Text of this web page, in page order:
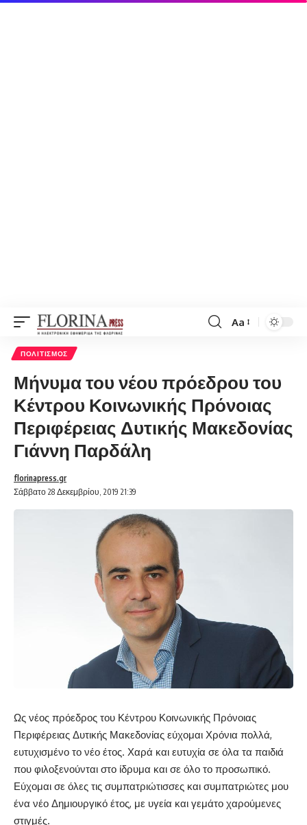
Font
Aa
ΠΟΛΙΤΙΣΜΌΣ
Μήνυμα του νέου πρόεδρου του
Κέντρου Κοινωνικής Πρόνοιας
Περιφέρειας Δυτικής Μακεδονίας
Γιάννη Παρδάλη
Σάββατο 28 Δεκεμβρίου, 2019 21:39
florinapress.gr
Ως νέος πρόεδρος του Κέντρου Κοινωνικής Πρόνοιας
Περιφέρειας Δυτικής Μακεδονίας εύχομαι Χρόνια πολλά,
ευτυχισμένο το νέο έτος. Χαρά και ευτυχία σε όλα τα παιδιά
που φιλοξενούνται στο ίδρυμα και σε όλο το προσωπικό.
Εύχομαι σε όλες τις συμπατριώτισσες και συμπατριώτες μου
ένα νέο Δημιουργικό έτος, με υγεία και γεμάτο χαρούμενες
στιγμές.